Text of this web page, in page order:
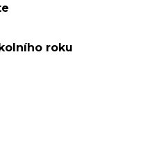
roku